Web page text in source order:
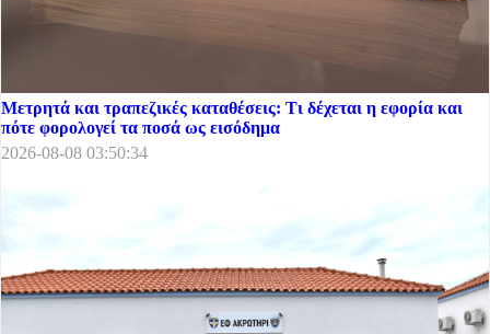
Μετρητά και τραπεζικές καταθέσεις: Τι δέχεται η εφορία και
πότε φορολογεί τα ποσά ως εισόδημα
2026-08-08 03:50:34